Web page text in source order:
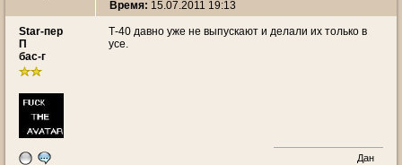
Время: 15.07.2011 19:13
Star-пер
П
бас-г
Т-40 давно уже не выпускают и делали их только в
усе.
Дан